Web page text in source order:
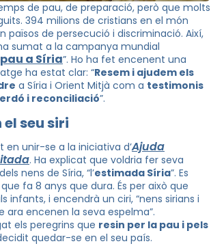
de pau, de preparació, però que molts
394 milions de cristians en el món
països de persecució i discriminació. Així,
sumat a la campanya mundial
a Síria”. Ho ha fet encenent una
ha estat clar: “Resem i ajudem els
a Síria i Orient Mitjà com a testimonis
i reconciliació”.
el seu siri
en unir-se a la iniciativa d’Ajuda
. Ha explicat que voldria fer seva
nens de Síria, “l’estimada Síria”. Es
fa 8 anys que dura. És per això que
infants, i encendrà un ciri, “nens sirians i
ara encenen la seva espelma”.
els peregrins que resin per la pau i pels
quedar-se en el seu país.